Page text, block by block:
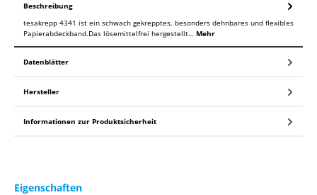
Beschreibung
tesakrepp 4341 ist ein schwach gekrepptes, besonders dehnbares und flexibles
Papierabdeckband.Das lösemittelfrei hergestellt… Mehr
Datenblätter
Hersteller
Informationen zur Produktsicherheit
Eigenschaften